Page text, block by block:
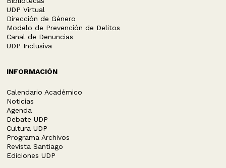
UDP Virtual
Dirección de Género
Modelo de Prevención de Delitos
Canal de Denuncias
UDP Inclusiva
INFORMACIÓN
Calendario Académico
Noticias
Agenda
Debate UDP
Cultura UDP
Programa Archivos
Revista Santiago
Ediciones UDP